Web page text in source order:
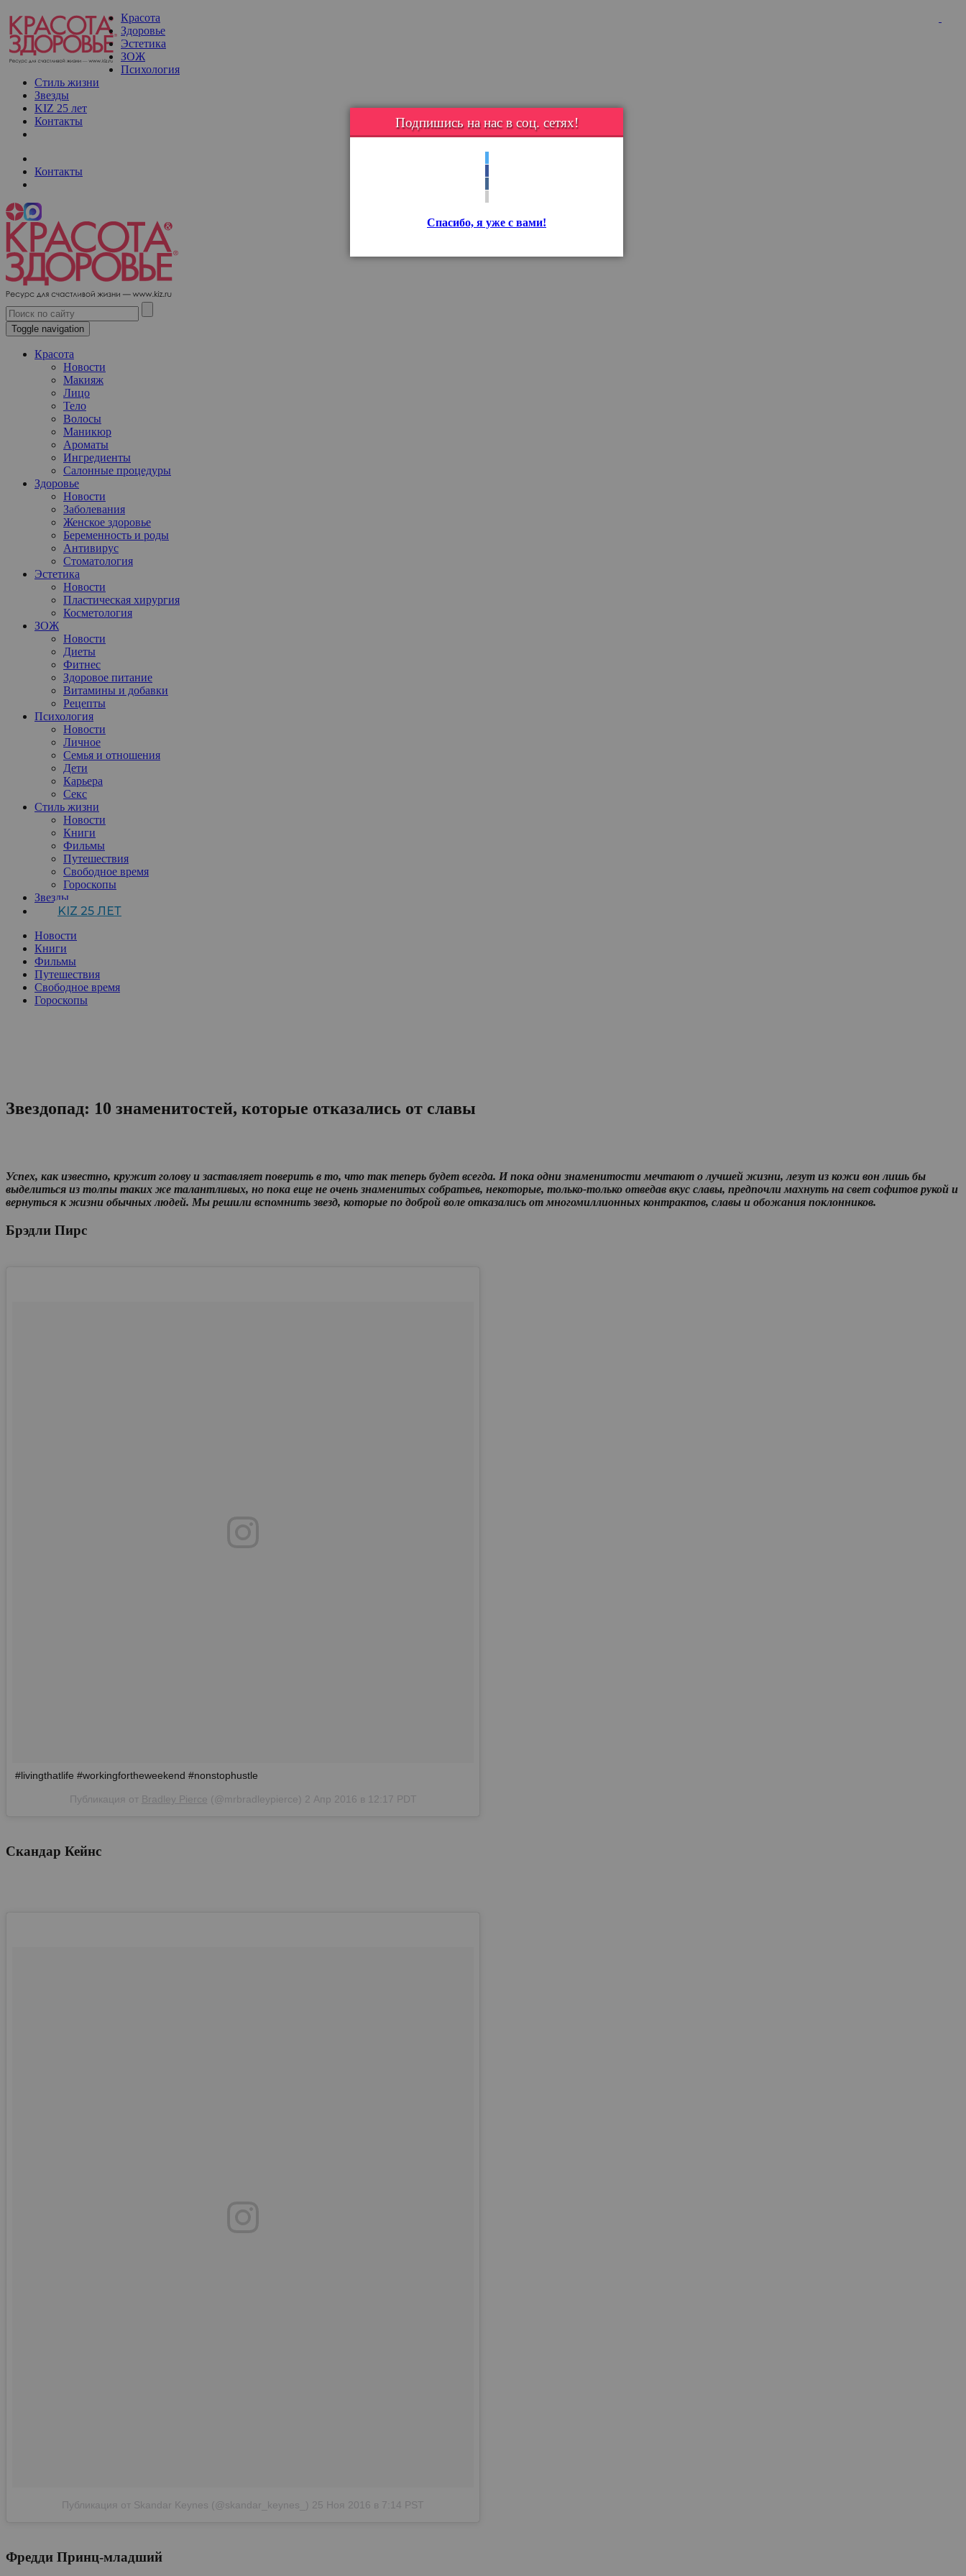
Красота
Здоровье
Эстетика
ЗОЖ
Психология
Стиль жизни
Звезды
KIZ 25 лет
Контакты
Контакты
Toggle navigation
Красота
Новости
Макияж
Лицо
Тело
Волосы
Маникюр
Ароматы
Ингредиенты
Салонные процедуры
Здоровье
Новости
Заболевания
Женское здоровье
Беременность и роды
Антивирус
Стоматология
Эстетика
Новости
Пластическая хирургия
Косметология
ЗОЖ
Новости
Диеты
Фитнес
Здоровое питание
Витамины и добавки
Рецепты
Психология
Новости
Личное
Семья и отношения
Дети
Карьера
Секс
Стиль жизни
Новости
Книги
Фильмы
Путешествия
Свободное время
Гороскопы
Звезды
KIZ 25 ЛЕТ
Новости
Книги
Фильмы
Путешествия
Свободное время
Гороскопы
Подпишись на нас в соц. сетях!
Спасибо, я уже с вами!
Звездопад: 10 знаменитостей, которые отказались от славы
Успех, как известно, кружит голову и заставляет поверить в то, что так теперь будет всегда. И пока одни знаменитости мечтают о лучшей жизни, лезут из кожи вон лишь бы
выделиться из толпы таких же талантливых, но пока еще не очень знаменитых собратьев, некоторые, только-только отведав вкус славы, предпочли махнуть на свет софитов рукой и
вернуться к жизни обычных людей. Мы решили вспомнить звезд, которые по доброй воле отказались от многомиллионных контрактов, славы и обожания поклонников.
Брэдли Пирс
#livingthatlife #workingfortheweekend #nonstophustle
Публикация от Bradley Pierce (@mrbradleypierce) 2 Апр 2016 в 12:17 PDT
Скандар Кейнс
Публикация от Skandar Keynes (@skandar_keynes_) 25 Ноя 2016 в 7:14 PST
Фредди Принц-младший